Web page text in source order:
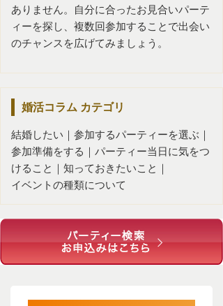
ありません。自分に合ったお見合いパーテ
ィーを探し、複数回参加することで出会い
のチャンスを広げてみましょう。
婚活コラム カテゴリ
結婚したい ｜ 参加するパーティーを選ぶ ｜
参加準備をする ｜ パーティー当日に気をつ
けること ｜ 知っておきたいこと ｜
イベントの種類について